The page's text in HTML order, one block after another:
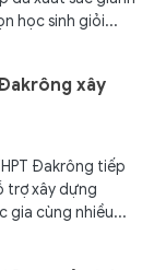
học sinh giỏi...
xây
Đakrông tiếp
trợ xây dựng
gia cùng nhiều...